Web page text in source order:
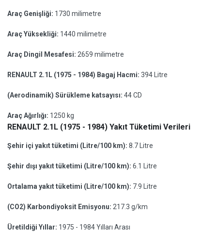
Araç Genişliği: 1730 milimetre
Araç Yüksekliği: 1440 milimetre
Araç Dingil Mesafesi: 2659 milimetre
RENAULT 2.1L (1975 - 1984) Bagaj Hacmi: 394 Litre
(Aerodinamik) Sürükleme katsayısı: 44 CD
Araç Ağırlığı: 1250 kg
RENAULT 2.1L (1975 - 1984) Yakıt Tüketimi Verileri
Şehir içi yakıt tüketimi (Litre/100 km): 8.7 Litre
Şehir dışı yakıt tüketimi (Litre/100 km): 6.1 Litre
Ortalama yakıt tüketimi (Litre/100 km): 7.9 Litre
(CO2) Karbondiyoksit Emisyonu: 217.3 g/km
Üretildiği Yıllar: 1975 - 1984 Yılları Arası